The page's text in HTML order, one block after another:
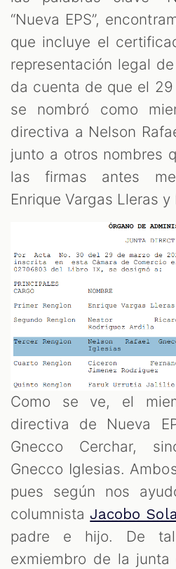
“Nueva EPS”,
que incluye el
representación legal
da cuenta de que el
se nombró como
directiva a Nelson
junto a otros nombres
las firmas antes
Enrique Vargas Lleras
Como se ve, el
directiva de Nueva
Gnecco Cerchar,
Gnecco Iglesias.
pues según nos
columnistaJacobo
padre e hijo. De
exmiembro de la